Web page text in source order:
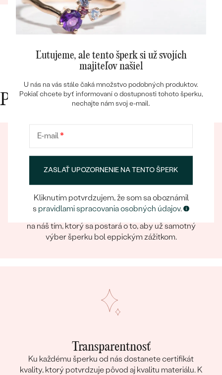
Bestsellery
Prečo nakupovať v Eppi
Eppický zážitok
Pri nakupovaní online aj osobne sa môžete spoľahnúť
na náš tím, ktorý sa postará o to, aby už samotný
výber šperku bol eppickým zážitkom.
Transparentnosť
Ku každému šperku od nás dostanete certifikát
kvality, ktorý potvrdzuje pôvod aj kvalitu materiálu. K
Ľutujeme, ale tento šperk si už svojích
majiteľov našiel
U nás na vás stále čaká množstvo podobných produktov.
Pokiaľ chcete byť informovaní o dostupnosti tohoto šperku,
nechajte nám svoj e-mail.
E-mail*
ZASLAŤ UPOZORNENIE NA TENTO ŠPERK
Kliknutím potvrdzujem, že som sa oboznámil
s pravidlami spracovania osobných údajov.